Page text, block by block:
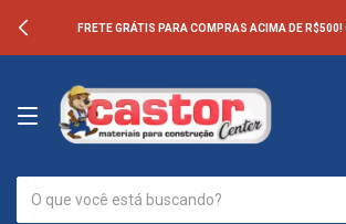
FRETE GRÁTIS PARA COMPRAS ACIMA DE R$500!